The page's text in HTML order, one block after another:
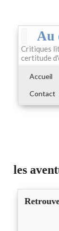
Au
Critiques
certitude
Accueil
Contact
les